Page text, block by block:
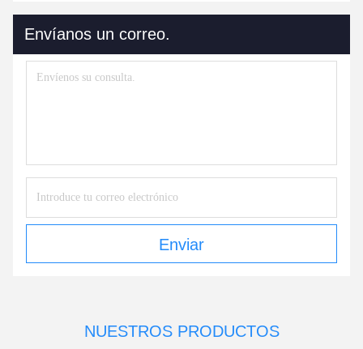
Envíanos un correo.
Enviar
NUESTROS PRODUCTOS